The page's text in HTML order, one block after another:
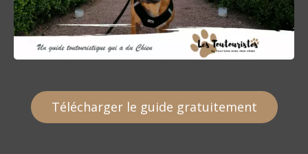
Télécharger le guide gratuitement